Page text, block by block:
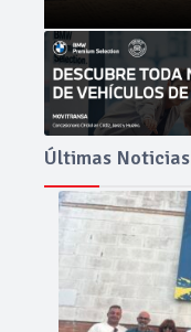
Últimas Noticias